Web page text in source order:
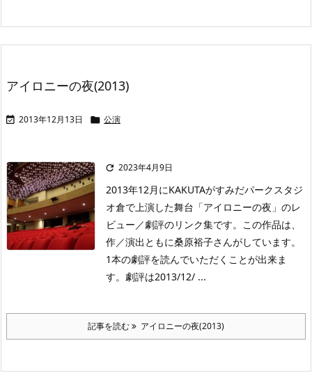
アイロニーの夜(2013)
 2013年12月13日  公演
 2023年4月9日
2013年12月にKAKUTAがすみだパークスタジ
オ倉で上演した舞台「アイロニーの夜」のレ
ビュー／劇評のリンク集です。この作品は、
作／演出ともに桑原裕子さんがしています。
1本の劇評を読んでいただくことが出来ま
す。劇評は2013/12/ ...
記事を読む アイロニーの夜(2013)